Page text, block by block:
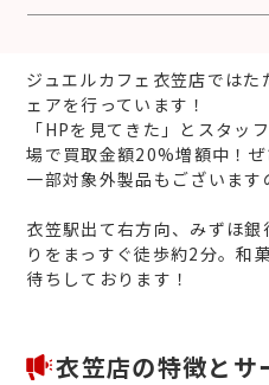
ジュエルカフェ衣笠店では
ェアを行っています！
「HPを見てきた」とスタッ
場で買取金額20%増額中！ぜ
一部対象外製品もございます
衣笠駅出て右方向、みずほ
りをまっすぐ徒歩約2分。和
待ちしております！
衣笠店の特徴とサ